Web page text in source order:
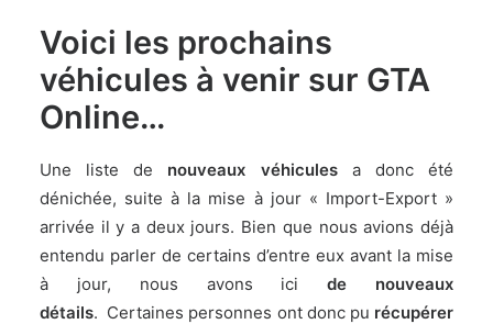
Voici les prochains
véhicules à venir sur GTA
Online…
Une liste de nouveaux véhiculesa donc été
dénichée, suite à la mise à jour « Import-Export »
arrivée il y a deux jours. Bien que nous avions déjà
entendu parler de certains d’entre eux avant la mise
à jour, nous avons icide nouveaux
détails. Certaines personnes ont donc pu récupérer